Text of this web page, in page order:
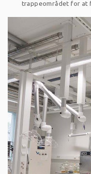
trappeområdet for at